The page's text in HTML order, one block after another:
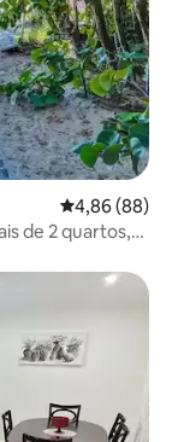
4,86 de uma
4,86 (88)
de 2 quartos,